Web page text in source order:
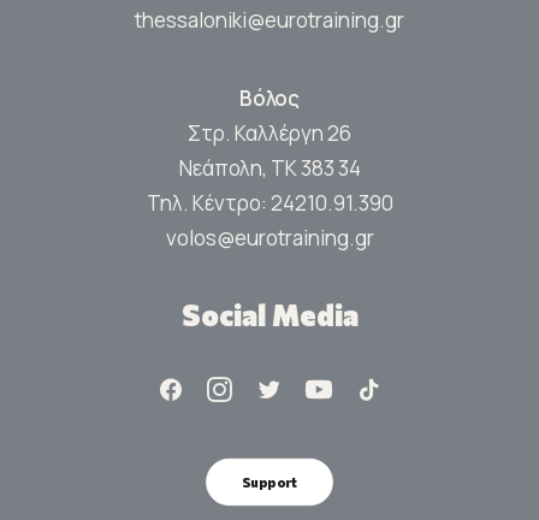
thessaloniki@eurotraining.gr
Βόλος
Στρ. Καλλέργη 26
Νεάπολη, ΤΚ 383 34
Τηλ. Κέντρο: 24210.91.390
volos@eurotraining.gr
Social Media
Support